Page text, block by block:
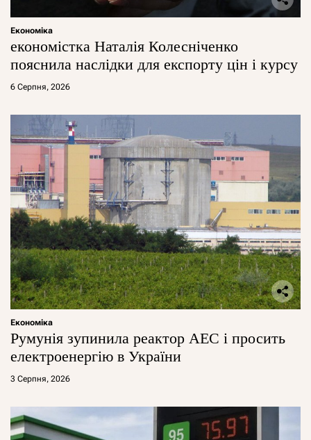
Економіка
економістка Наталія Колесніченко
пояснила наслідки для експорту цін і курсу
6 Серпня, 2026
Економіка
Румунія зупинила реактор АЕС і просить
електроенергію в України
3 Серпня, 2026